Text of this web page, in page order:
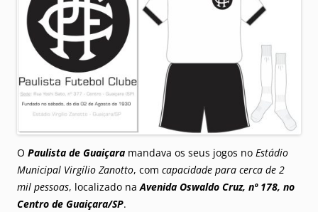
O Paulista de Guaiçara mandava os seus jogos no Estádio
Municipal Virgílio Zanotto, com capacidade para cerca de 2
mil pessoas, localizado naAvenida Oswaldo Cruz, nº 178, no
Centro de Guaiçara/SP.